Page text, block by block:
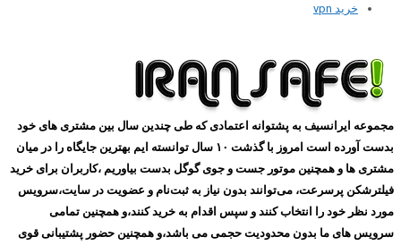
خرید vpn
مجموعه ایرانسیف به پشتوانه اعتمادی که طی چندین سال بین مشتری های خود
بدست آورده است امروز با گذشت ۱۰ سال توانسته ایم بهترین جایگاه را در میان
مشتری ها و همچنین موتور جست و جوی گوگل بدست بیاوریم ،کاربران برای خرید
فیلترشکن پرسرعت، می‌توانند بدون نیاز به ثبت‌نام و عضویت در سایت،سرویس
مورد نظر خود را انتخاب کنند و سپس اقدام به خرید کنند،و همچنین تمامی
سرویس های ما بدون محدودیت حجمی می باشد،و همچنین حضور پشتیبانی قوی